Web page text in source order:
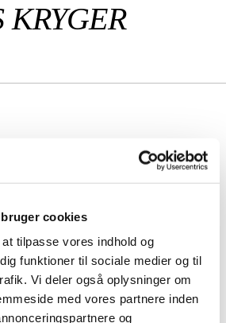
cookies
tilpasse vores indhold og
funktioner til sociale medier og til
Vi deler også oplysninger om
med vores partnere inden
og